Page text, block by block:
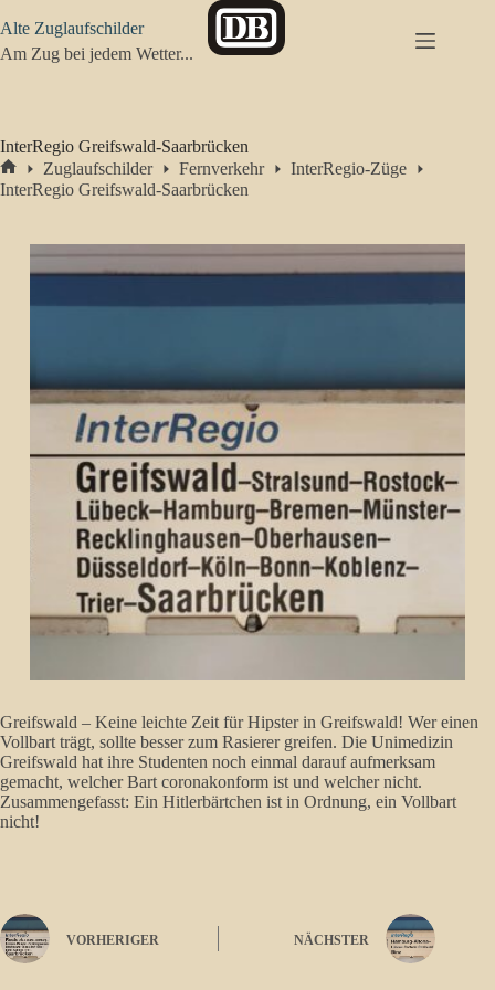
Inhalt
springen
Alte Zuglaufschilder
Am Zug bei jedem Wetter...
InterRegio Greifswald-Saarbrücken
Start
Zuglaufschilder Fernverkehr
InterRegio-Züge
InterRegio Greifswald-Saarbrücken
Greifswald – Keine leichte Zeit für Hipster in Greifswald! Wer einen
Vollbart trägt, sollte besser zum Rasierer greifen. Die Unimedizin
Greifswald hat ihre Studenten noch einmal darauf aufmerksam
gemacht, welcher Bart coronakonform ist und welcher nicht.
Zusammengefasst: Ein Hitlerbärtchen ist in Ordnung, ein Vollbart
nicht!
VORHERIGER NÄCHSTER